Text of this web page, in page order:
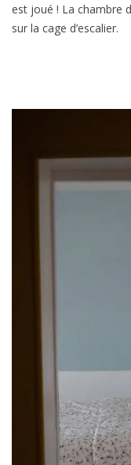
est joué ! La chambre
sur la cage d’escalier.